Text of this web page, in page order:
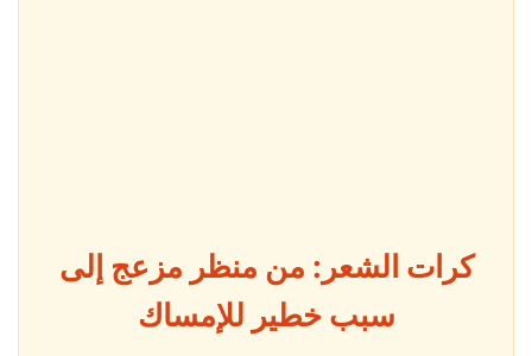
كرات الشعر: من منظر مزعج إلى
سبب خطير للإمساك